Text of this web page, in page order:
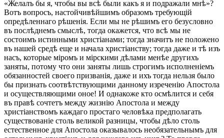
«Желалъ бы я, чтобы вы всѣ были какъ я и подражали мнѣ»?
Вотъ вопросъ, настойчивѣйшимъ образомъ требующій
опредѣленнаго рѣшенія. Если мы не рѣшимъ его безусловно
въ послѣднемъ смыслѣ, тогда окажется, что всѣ мы не
состоимъ истинными христіанами; тогда значитъ не положено
въ нашей средѣ еще и начала христіанству; тогда даже и тѣ изъ
насъ, которые міромъ и мірскими дѣлами менѣе другихъ
заняты, потому что они заняты лишь строгимъ исполненіемъ
обязанностей своего призванія, даже и ихъ тогда нельзя было
бы признать соотвѣтствующими данному изреченію Апостола
и осуществляющими оное! И однакоже кто осмѣлится и себя
въ правѣ сочтетъ между жизнію Апостола и между
христіанствомъ каждаго простаго человѣка предполагать
существованіе столь великой разницы, чтобы дѣло столь
естественное для Апостола оказывалось необязательнымъ для